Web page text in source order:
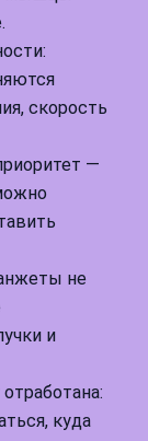
скорость
—
не
и
куда